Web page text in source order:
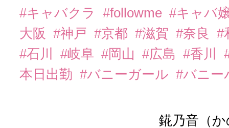
#キャバクラ
#followme #キャバ
大阪
#神戸 #京都 #滋賀 #奈良
#
#石川
#岐阜 #岡山 #広島 #香川
本日出勤 #バニーガール #バニ
錵乃音（